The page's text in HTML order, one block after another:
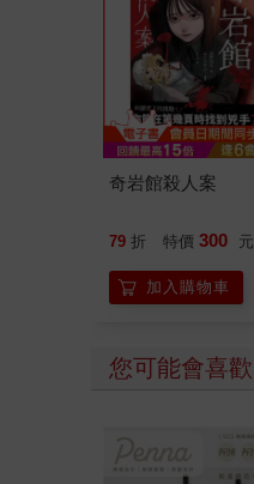
奇岩館殺人案
79 折 特價 300 元
加入購物車
您可能會喜歡